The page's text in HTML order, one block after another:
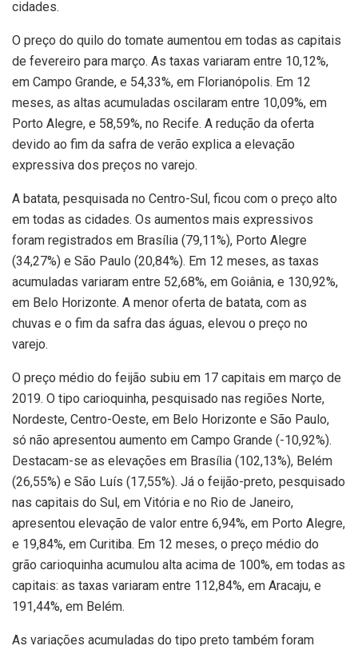
cidades.
O preço do quilo do tomate aumentou em todas as capitais
de fevereiro para março. As taxas variaram entre 10,12%,
em Campo Grande, e 54,33%, em Florianópolis. Em 12
meses, as altas acumuladas oscilaram entre 10,09%, em
Porto Alegre, e 58,59%, no Recife. A redução da oferta
devido ao fim da safra de verão explica a elevação
expressiva dos preços no varejo.
A batata, pesquisada no Centro-Sul, ficou com o preço alto
em todas as cidades. Os aumentos mais expressivos
foram registrados em Brasília (79,11%), Porto Alegre
(34,27%) e São Paulo (20,84%). Em 12 meses, as taxas
acumuladas variaram entre 52,68%, em Goiânia, e 130,92%,
em Belo Horizonte. A menor oferta de batata, com as
chuvas e o fim da safra das águas, elevou o preço no
varejo.
O preço médio do feijão subiu em 17 capitais em março de
2019. O tipo carioquinha, pesquisado nas regiões Norte,
Nordeste, Centro-Oeste, em Belo Horizonte e São Paulo,
só não apresentou aumento em Campo Grande (-10,92%).
Destacam-se as elevações em Brasília (102,13%), Belém
(26,55%) e São Luís (17,55%). Já o feijão-preto, pesquisado
nas capitais do Sul, em Vitória e no Rio de Janeiro,
apresentou elevação de valor entre 6,94%, em Porto Alegre,
e 19,84%, em Curitiba. Em 12 meses, o preço médio do
grão carioquinha acumulou alta acima de 100%, em todas as
capitais: as taxas variaram entre 112,84%, em Aracaju, e
191,44%, em Belém.
As variações acumuladas do tipo preto também foram